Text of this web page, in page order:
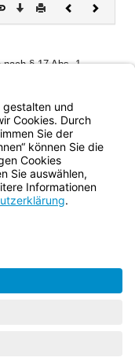
Download
DruckenVorheriges
nach § 17 Abs. 1
auch die Möglichkeit,
Gründen nach
17 Abs. 2 Nrn. 1 und 2
zu versagen.